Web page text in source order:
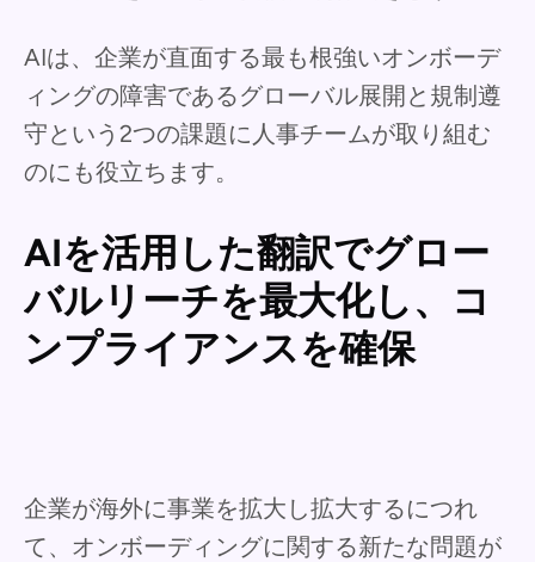
AIは、企業が直面する最も根強いオンボーデ
ィングの障害であるグローバル展開と規制遵
守という2つの課題に人事チームが取り組む
のにも役立ちます。
AIを活用した翻訳でグロー
バルリーチを最大化し、コ
ンプライアンスを確保
企業が海外に事業を拡大し拡大するにつれ
て、オンボーディングに関する新たな問題が